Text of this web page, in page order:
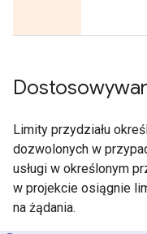
Limity przydziału
dozwolonych w
usługi w określonym
w projekcie osiągnie
na żądania.